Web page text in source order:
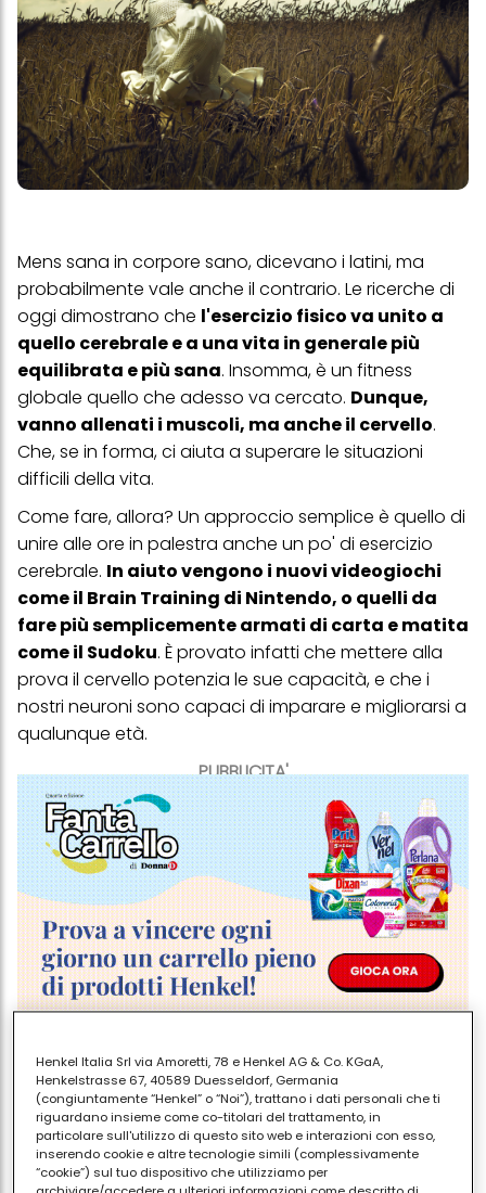
PUBBLICITA'
Mens sana in corpore sano, dicevano i latini, ma
probabilmente vale anche il contrario. Le ricerche di
oggi dimostrano che l'esercizio fisico va unito a
quello cerebrale e a una vita in generale più
equilibrata e più sana. Insomma, è un fitness
globale quello che adesso va cercato. Dunque,
vanno allenati i muscoli, ma anche il cervello.
Che, se in forma, ci aiuta a superare le situazioni
difficili della vita.
Come fare, allora? Un approccio semplice è quello di
unire alle ore in palestra anche un po' di esercizio
cerebrale. In aiuto vengono i nuovi videogiochi
come il Brain Training di Nintendo, o quelli da
fare più semplicemente armati di carta e matita
come il Sudoku. È provato infatti che mettere alla
prova il cervello potenzia le sue capacità, e che i
nostri neuroni sono capaci di imparare e migliorarsi a
qualunque età.
Esistono poi programmi di training psico-fisico
preparati ad hoc, secondo le esigenze di ciascun
individuo e calibrate sul suo stile di vita. Il termine che
li definisce è Mental Fitness (da poco si è aperto un
centro specializzato a Milano,www.mfimilano.com
Henkel Italia Srl via Amoretti, 78 e Henkel AG & Co. KGaA,
Henkelstrasse 67, 40589 Duesseldorf, Germania
(congiuntamente “Henkel” o “Noi”), trattano i dati personali che ti
riguardano insieme come co-titolari del trattamento, in
particolare sull'utilizzo di questo sito web e interazioni con esso,
inserendo cookie e altre tecnologie simili (complessivamente
“cookie”) sul tuo dispositivo che utilizziamo per